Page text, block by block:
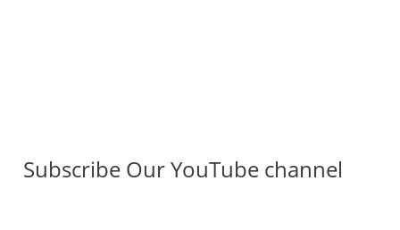
Subscribe Our YouTube channel